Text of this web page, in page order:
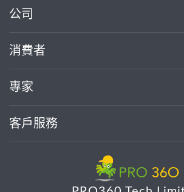
公司
消費者
專家
客戶服務